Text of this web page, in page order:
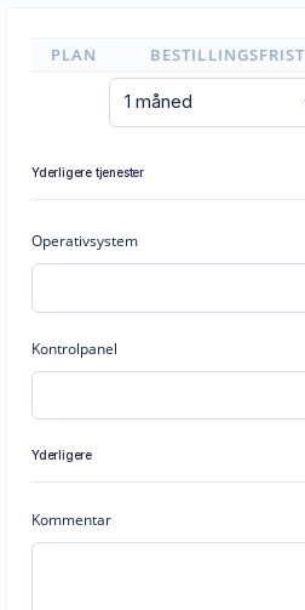
PLAN BESTILLINGSFRIST
Yderligere tjenester
Operativsystem
Kontrolpanel
Yderligere
Kommentar